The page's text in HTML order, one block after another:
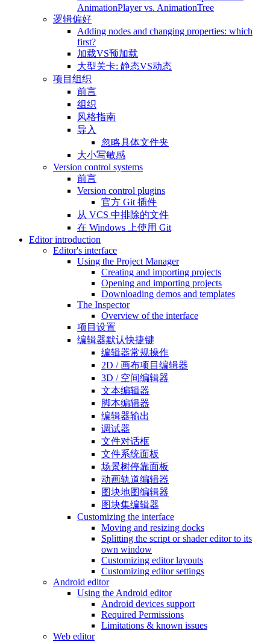
AnimationPlayer vs. AnimationTree
逻辑偏好
Adding nodes and changing properties: which
first?
加载VS预加载
大型关卡: 静态VS动态
项目组织
前言
组织
风格指南
导入
忽略具体文件夹
大小写敏感
Version control systems
前言
Version control plugins
官方 Git 插件
从 VCS 中排除的文件
在 Windows 上使用 Git
Editor introduction
Editor's interface
Using the Project Manager
Creating and importing projects
Opening and importing projects
Downloading demos and templates
The Inspector
Overview of the interface
项目设置
编辑器默认快捷键
编辑器常规操作
2D / 画布项目编辑器
3D / 空间编辑器
文本编辑器
脚本编辑器
编辑器输出
调试器
文件对话框
文件系统面板
场景树停靠面板
动画轨道编辑器
图块地图编辑器
图块集编辑器
Customizing the interface
Moving and resizing docks
Splitting the script or shader editor to its
own window
Customizing editor layouts
Customizing editor settings
Android editor
Using the Android editor
Android devices support
Required Permissions
Limitations & known issues
Web editor